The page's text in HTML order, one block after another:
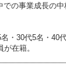
の事業成長の中
・30代5名・40
在籍。